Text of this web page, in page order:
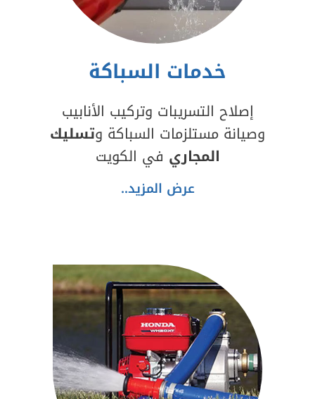
خدمات السباكة
إصلاح التسريبات وتركيب الأنابيب
وصيانة مستلزمات السباكة وتسليك
المجاري في الكويت
عرض المزيد..